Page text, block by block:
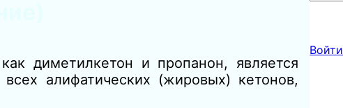
диметилкетон и пропанон, является
алифатических (жировых) кетонов,
Войти